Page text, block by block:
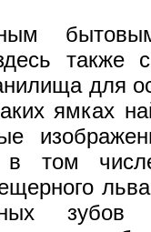
также
для
ямках
в том
зубов